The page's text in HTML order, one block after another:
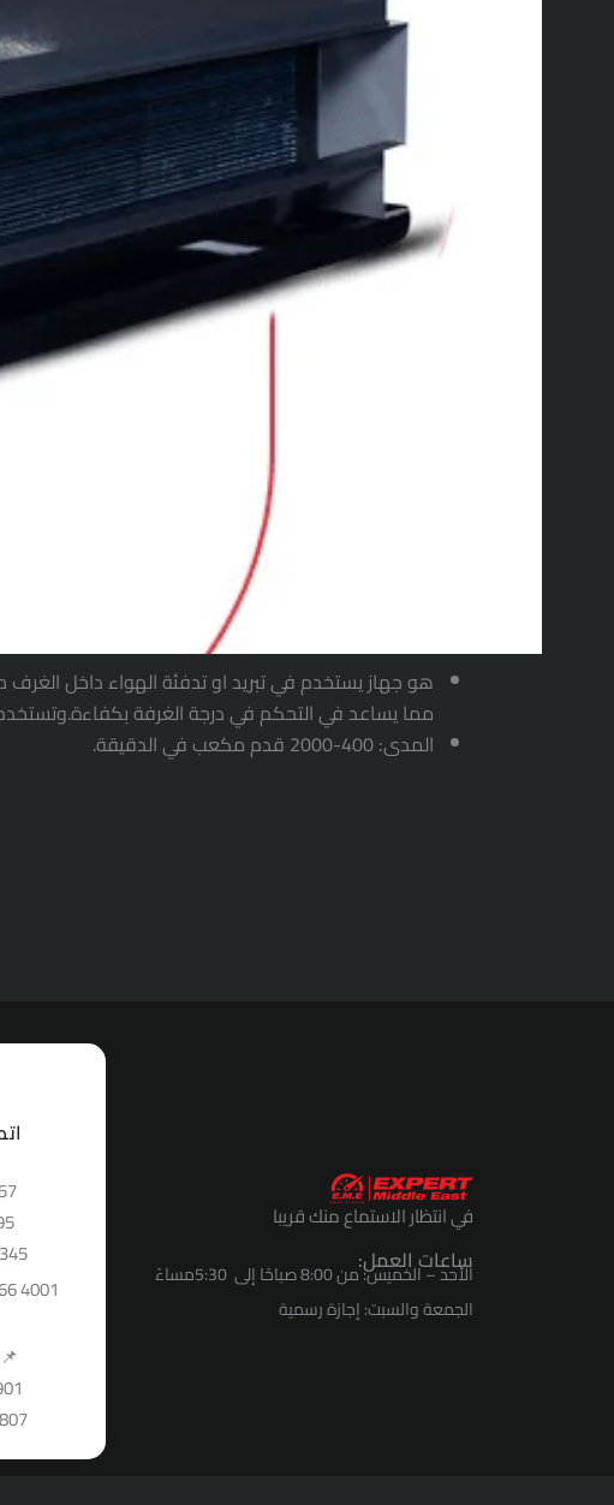
هو جهاز يستخدم في تبريد او تدفئة الهواء داخل
مما يساعد في التحكم في درجة الغرفة
المدى: 400-2000 قدم مكعب في الدقيقة.
في انتظار الاستماع منك قريبا
ساعات العمل:
الأحد – الخميس: من 8:00 صباحًا إلى 5:30مساءً
الجمعة والسبت: إجازة رسمية
57 762 383 (+20)
📌
807 560 710 (+968)